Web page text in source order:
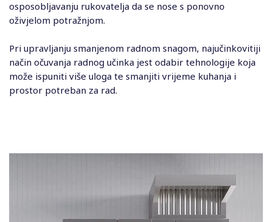
osposobljavanju rukovatelja da se nose s ponovno
oživjelom potražnjom.
Pri upravljanju smanjenom radnom snagom, najučinkovitiji
način očuvanja radnog učinka jest odabir tehnologije koja
može ispuniti više uloga te smanjiti vrijeme kuhanja i
prostor potreban za rad.